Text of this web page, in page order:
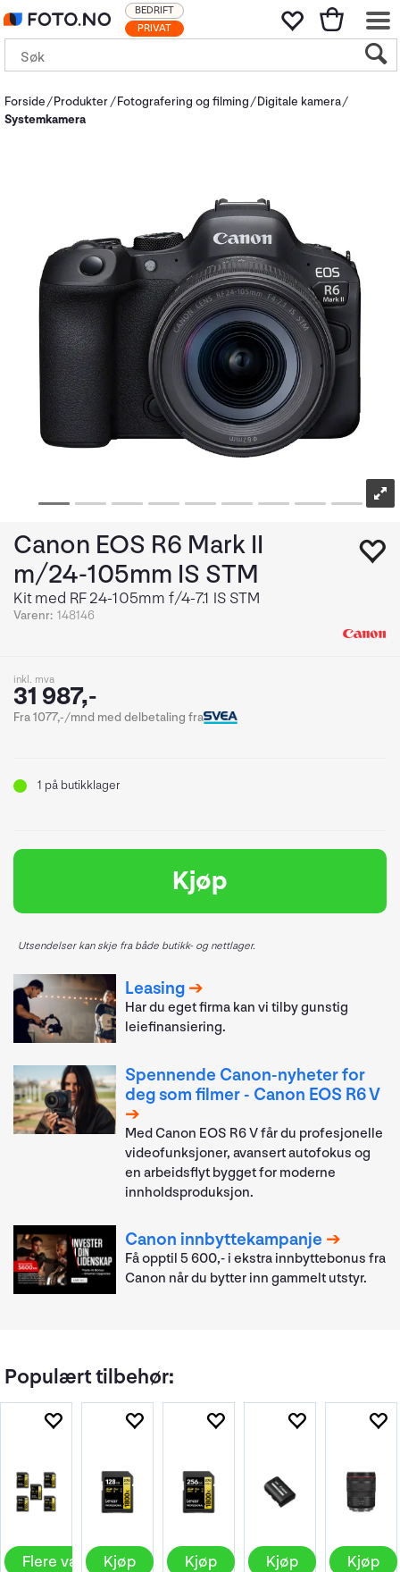
PRIVAT
BEDRIFT
Forside Produkter Fotografering og filming
Digitale kamera
Systemkamera
Canon EOS R6 Mark II
m/24-105mm IS STM
Kit med RF 24-105mm f/4-7.1 IS STM
Varenr: 148146
inkl. mva
31 987,-
Fra 1077,-/mnd med delbetaling fra
1 på butikklager
Kjøp
Utsendelser kan skje fra både butikk- og nettlager.
Leasing
Har du eget firma kan vi tilby gunstig
leiefinansiering.
Spennende Canon-nyheter for
deg som filmer - Canon EOS R6 V
Med Canon EOS R6 V får du profesjonelle
videofunksjoner, avansert autofokus og
en arbeidsflyt bygget for moderne
innholdsproduksjon.
Canon innbyttekampanje
Få opptil 5 600,- i ekstra innbyttebonus fra
Canon når du bytter inn gammelt utstyr.
Populært tilbehør:
Flere valg Kjøp Kjøp Kjøp Kjøp